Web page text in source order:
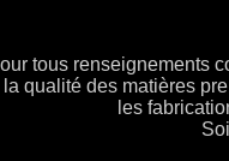
tous renseignements
la qualité des matières
les